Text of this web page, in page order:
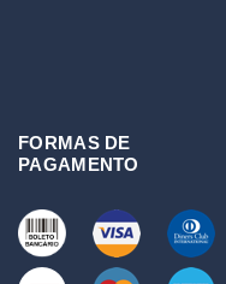
FORMAS DE
PAGAMENTO